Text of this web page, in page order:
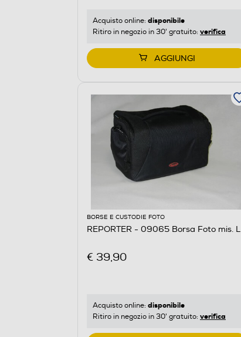
Acquisto online: disponibile
Ritiro in negozio in 30' gratuito: verifica
AGGIUNGI
BORSE E CUSTODIE FOTO
REPORTER - 09065 Borsa Foto mis. L
€ 39,90
Acquisto online: disponibile
Ritiro in negozio in 30' gratuito: verifica